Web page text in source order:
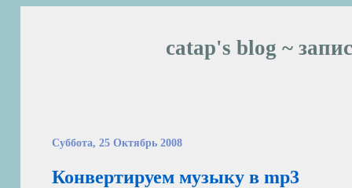
catap's blog ~
Суббота, 25 Октябрь 2008
Конвертируем музыку в mp3